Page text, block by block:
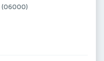
(06000)